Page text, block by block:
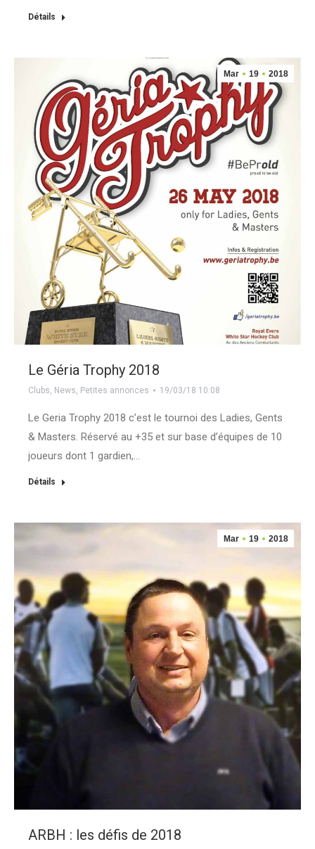
Détails
Mar 19 2018
Le Géria Trophy 2018
Clubs, News, Petites annonces 19/03/18 10:08
Le Geria Trophy 2018 c’est le tournoi des Ladies, Gents
& Masters. Réservé au +35 et sur base d’équipes de 10
joueurs dont 1 gardien,…
Détails
Mar 19 2018
ARBH : les défis de 2018